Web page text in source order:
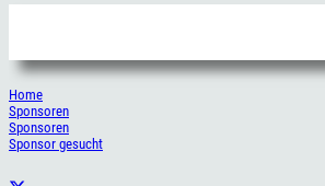
Home
Sponsoren
Sponsoren
Sponsor gesucht